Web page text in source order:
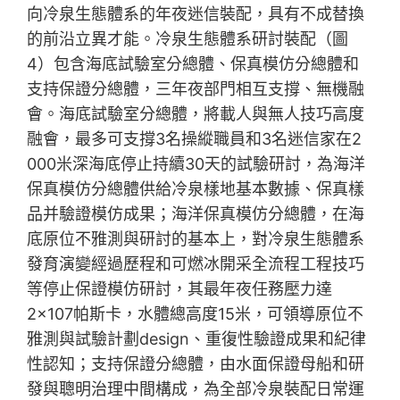
向冷泉生態體系的年夜迷信裝配，具有不成替換
的前沿立異才能。冷泉生態體系研討裝配（圖
4）包含海底試驗室分總體、保真模仿分總體和
支持保證分總體，三年夜部門相互支撐、無機融
會。海底試驗室分總體，將載人與無人技巧高度
融會，最多可支撐3名操縱職員和3名迷信家在2
000米深海底停止持續30天的試驗研討，為海洋
保真模仿分總體供給冷泉樣地基本數據、保真樣
品并驗證模仿成果；海洋保真模仿分總體，在海
底原位不雅測與研討的基本上，對冷泉生態體系
發育演變經過歷程和可燃冰開采全流程工程技巧
等停止保證模仿研討，其最年夜任務壓力達
2×107帕斯卡，水體總高度15米，可領導原位不
雅測與試驗計劃design、重復性驗證成果和紀律
性認知；支持保證分總體，由水面保證母船和研
發與聰明治理中間構成，為全部冷泉裝配日常運